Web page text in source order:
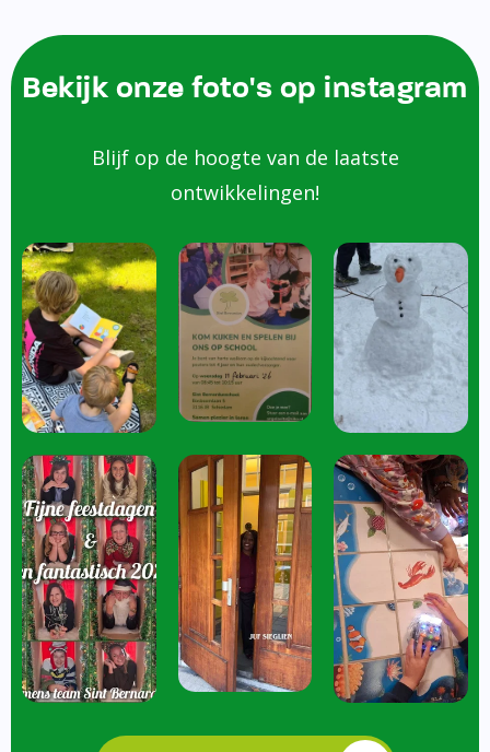
Bekijk onze foto's op instagram
Blijf op de hoogte van de laatste
ontwikkelingen!